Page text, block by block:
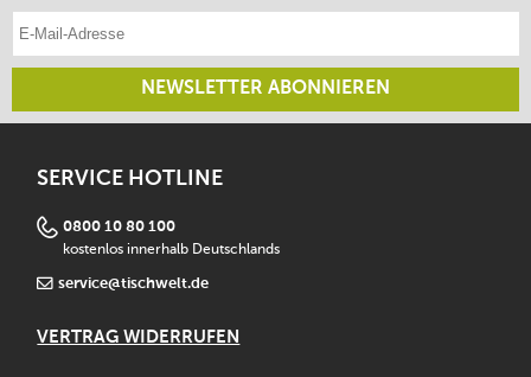
E-Mail-Adresse eintragen
NEWSLETTER ABONNIEREN
SERVICE HOTLINE
0800 10 80 100
kostenlos innerhalb Deutschlands
service@tischwelt.de
VERTRAG WIDERRUFEN